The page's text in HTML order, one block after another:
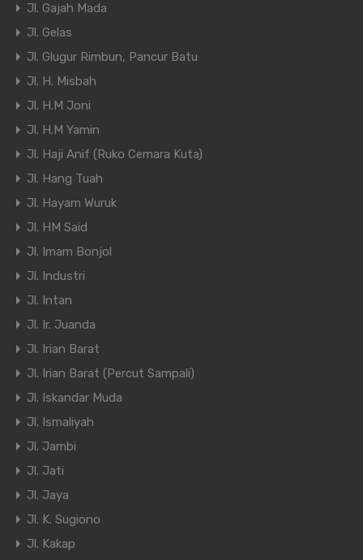
Jl. Gajah Mada
Jl. Gelas
Jl. Glugur Rimbun, Pancur Batu
Jl. H. Misbah
Jl. H.M Joni
Jl. H.M Yamin
Jl. Haji Anif (Ruko Cemara Kuta)
Jl. Hang Tuah
Jl. Hayam Wuruk
Jl. HM Said
Jl. Imam Bonjol
Jl. Industri
Jl. Intan
Jl. Ir. Juanda
Jl. Irian Barat
Jl. Irian Barat (Percut Sampali)
Jl. Iskandar Muda
Jl. Ismaliyah
Jl. Jambi
Jl. Jati
Jl. Jaya
Jl. K. Sugiono
Jl. Kakap